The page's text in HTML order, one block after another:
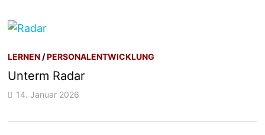
LERNEN /PERSONALENTWICKLUNG
Unterm Radar
14. Januar 2026